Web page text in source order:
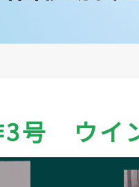
3号 ウイ